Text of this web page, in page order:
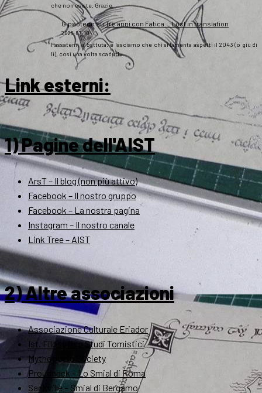
che non esiste. Grazie
GipsotecosuTre anni con Fatica… Lost in translation
2026-07-10
Passatemi la battuta: e lasciamo che chi si lamenta aspetti il 2043 (o giù di
lì), così una volta scaduti…
Link esterni:
1) Pagine dell'AIST
ArsT – Il blog (non più attivo)
Facebook – Il nostro gruppo
Facebook – La nostra pagina
Instagram – Il nostro canale
Link Tree – AIST
2) Altre associazioni
Associazione Culturale Eriador
Ist. Filosofico Studi Tomistici
Mythopoeic Society
Proudneck – Lo Smial di Roma
Sackville – Smial di Bergamo